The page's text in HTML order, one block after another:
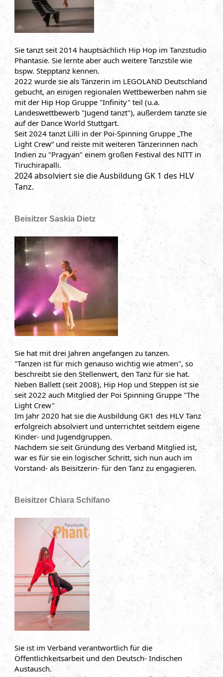
Sie tanzt seit 2014 hauptsächlich Hip Hop im Tanzstudio
Phantasie. Sie lernte aber auch weitere Tanzstile wie
bspw. Stepptanz kennen.
2022 wurde sie als Tänzerin im LEGOLAND Deutschland
gebucht, an einigen regionalen Wettbewerben nahm sie
mit der Hip Hop Gruppe "Infinity" teil (u.a.
Landeswettbewerb "Jugend tanzt"), außerdem tanzte sie
auf der Dance World Stuttgart.
Seit 2024 tanzt Lilli in der Poi-Spinning Gruppe „The
Light Crew“ und reiste mit weiteren Tänzerinnen nach
Indien zu "Pragyan" einem großen Festival des NITT in
Tiruchirapalli.
2024 absolviert sie die Ausbildung GK 1 des HLV
Tanz.
Beisitzer Saskia Dietz
Sie hat mit drei Jahren angefangen zu tanzen.
"Tanzen ist für mich genauso wichtig wie atmen", so
beschreibt sie den Stellenwert, den Tanz für sie hat.
Neben Ballett (seit 2008), Hip Hop und Steppen ist sie
seit 2022 auch Mitglied der Poi Spinning Gruppe "The
Light Crew"
Im Jahr 2020 hat sie die Ausbildung GK1 des HLV Tanz
erfolgreich absolviert und unterrichtet seitdem eigene
Kinder- und Jugendgruppen.
Nachdem sie seit Gründung des Verband Mitglied ist,
war es für sie ein logischer Schritt, sich nun auch im
Vorstand- als Beisitzerin- für den Tanz zu engagieren.
Beisitzer Chiara Schifano
Sie ist im Verband verantwortlich für die
Öffentlichkeitsarbeit und den Deutsch- Indischen
Austausch.